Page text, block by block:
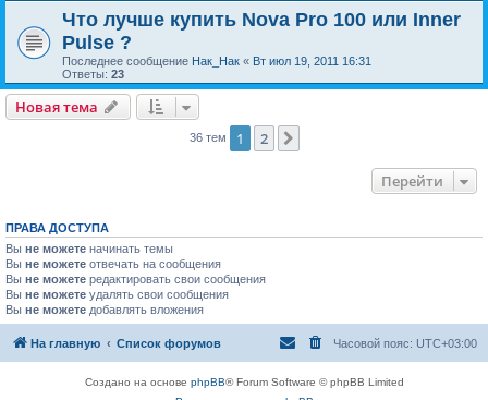
Что лучше купить Nova Pro 100 или Inner
Pulse ?
Последнее сообщение Нак_Нак « Вт июл 19, 2011 16:31
Ответы: 23
Новая тема
36 тем 1 2
Перейти
ПРАВА ДОСТУПА
Вы не можете начинать темы
Вы не можете отвечать на сообщения
Вы не можете редактировать свои сообщения
Вы не можете удалять свои сообщения
Вы не можете добавлять вложения
На главную Список форумов Часовой пояс: UTC+03:00
Создано на основе phpBB® Forum Software © phpBB Limited